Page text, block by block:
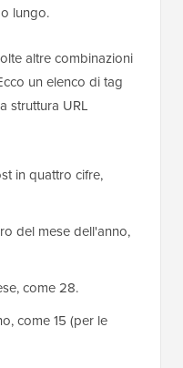
lungo.
altre combinazioni
un elenco di tag
struttura URL
in quattro cifre,
del mese dell'anno,
come 28.
come 15 (per le